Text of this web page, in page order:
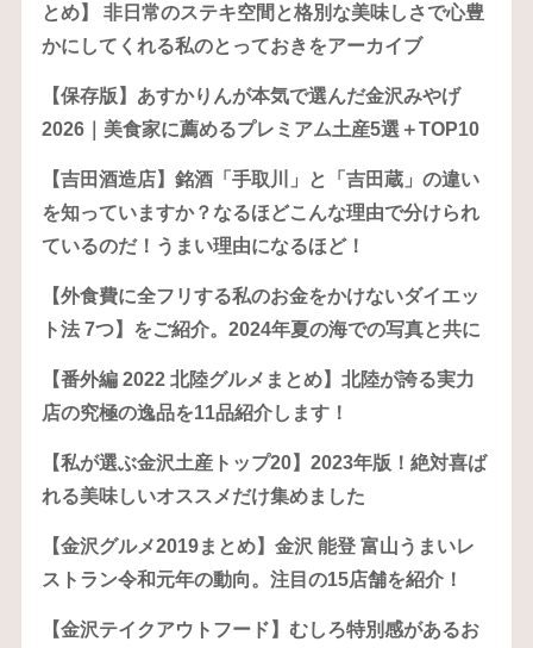
とめ】 非日常のステキ空間と格別な美味しさで心豊
かにしてくれる私のとっておきをアーカイブ
【保存版】あすかりんが本気で選んだ金沢みやげ
2026｜美食家に薦めるプレミアム土産5選＋TOP10
【吉田酒造店】銘酒「手取川」と「吉田蔵」の違い
を知っていますか？なるほどこんな理由で分けられ
ているのだ！うまい理由になるほど！
【外食費に全フリする私のお金をかけないダイエッ
ト法 7つ】をご紹介。2024年夏の海での写真と共に
【番外編 2022 北陸グルメまとめ】北陸が誇る実力
店の究極の逸品を11品紹介します！
【私が選ぶ金沢土産トップ20】2023年版！絶対喜ば
れる美味しいオススメだけ集めました
【金沢グルメ2019まとめ】金沢 能登 富山うまいレ
ストラン令和元年の動向。注目の15店舗を紹介！
【金沢テイクアウトフード】むしろ特別感があるお